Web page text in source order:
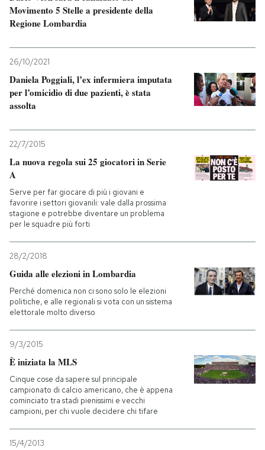
AREA PERSONALE
Movimento 5 Stelle a presidente della
Regione Lombardia
26/10/2021
Daniela Poggiali, l’ex infermiera imputata
per l’omicidio di due pazienti, è stata
assolta
22/7/2015
La nuova regola sui 25 giocatori in Serie
A
Serve per far giocare di più i giovani e
favorire i settori giovanili: vale dalla prossima
stagione e potrebbe diventare un problema
per le squadre più forti
28/2/2018
Guida alle elezioni in Lombardia
Perché domenica non ci sono solo le elezioni
politiche, e alle regionali si vota con un sistema
elettorale molto diverso
9/3/2015
È iniziata la MLS
Cinque cose da sapere sul principale
campionato di calcio americano, che è appena
cominciato tra stadi pienissimi e vecchi
campioni, per chi vuole decidere chi tifare
15/4/2013